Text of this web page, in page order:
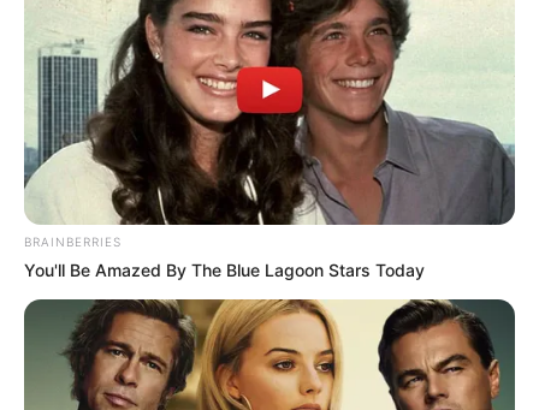
BRAINBERRIES
You'll Be Amazed By The Blue Lagoon Stars Today